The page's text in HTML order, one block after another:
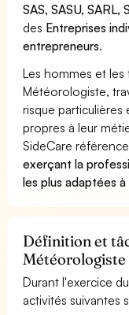
SAS, SASU, SARL,
des Entreprises
entrepreneurs.
Les hommes et
Météorologiste,
risque
propres à leur
SideCare
exerçant la
les plus adaptées
Définition et
Météorologiste
Durant l'exercice
activités suivantes